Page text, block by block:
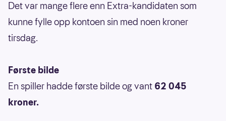
Det var mange flere enn Extra-kandidaten som
kunne fylle opp kontoen sin med noen kroner
tirsdag.
Første bilde
En spiller hadde første bilde og vant 62 045
kroner.